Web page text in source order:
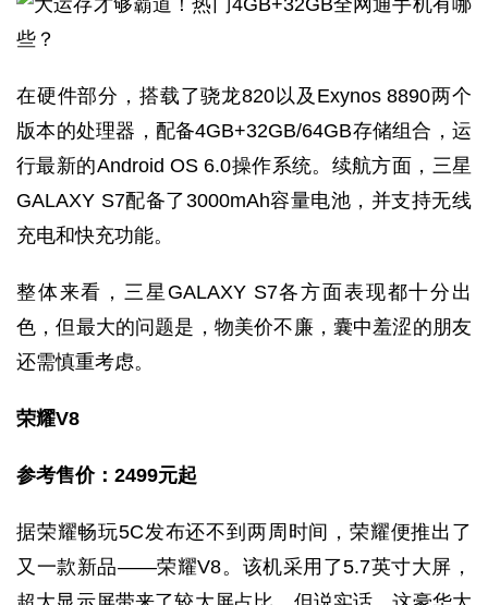
在硬件部分，搭载了骁龙820以及Exynos 8890两个
版本的处理器，配备4GB+32GB/64GB存储组合，运
行最新的Android OS 6.0操作系统。续航方面，三星
GALAXY S7配备了3000mAh容量电池，并支持无线
充电和快充功能。
整体来看，三星GALAXY S7各方面表现都十分出
色，但最大的问题是，物美价不廉，囊中羞涩的朋友
还需慎重考虑。
荣耀V8
参考售价：2499元起
据荣耀畅玩5C发布还不到两周时间，荣耀便推出了
又一款新品——荣耀V8。该机采用了5.7英寸大屏，